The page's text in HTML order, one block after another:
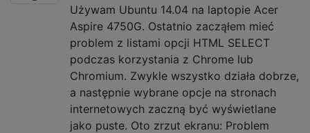
Używam Ubuntu 14.04 na laptopie Acer
Aspire 4750G. Ostatnio zacząłem mieć
problem z listami opcji HTML SELECT
podczas korzystania z Chrome lub
Chromium. Zwykle wszystko działa dobrze,
a następnie wybrane opcje na stronach
internetowych zaczną być wyświetlane
jako puste. Oto zrzut ekranu: Problem